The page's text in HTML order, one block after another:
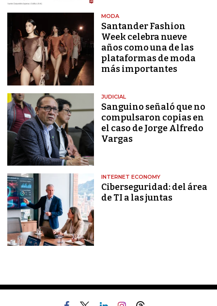
MODA
Santander Fashion
Week celebra nueve
años como una de las
plataformas de moda
más importantes
JUDICIAL
Sanguino señaló que no
compulsaron copias en
el caso de Jorge Alfredo
Vargas
INTERNET ECONOMY
Ciberseguridad: del área
de TI a las juntas